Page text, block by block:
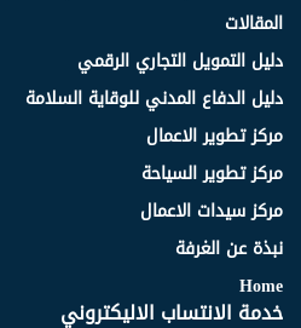
المقالات
دليل التمويل التجاري الرقمي
دليل الدفاع المدني للوقاية السلامة
مركز تطوير الاعمال
مركز تطوير السياحة
مركز سيدات الاعمال
نبذة عن الغرفة
Home
خدمة الانتساب الاليكتروني